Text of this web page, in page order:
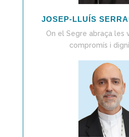
JOSEP-LLUÍS
On el Segre abraça les
compromís i